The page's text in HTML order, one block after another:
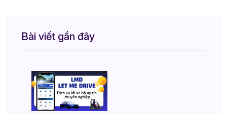
Bài viết gần đây